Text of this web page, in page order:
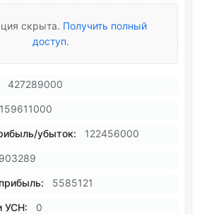
скрыта. Получить полный
доступ.
427289000
159611000
убыток: 122456000
5585121
УСН: 0